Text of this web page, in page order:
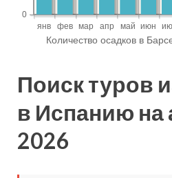
Поиск туров
в Испанию на
2026